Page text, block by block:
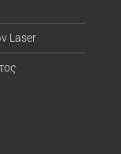
Laser